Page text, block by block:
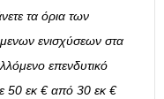
τα όρια των
ενισχύσεων στα
επενδυτικό
50 εκ € από 30 εκ €